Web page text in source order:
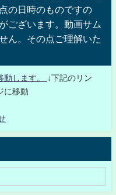
の日時のものですの
ございます。動画サム
ん。その点ご理解いた
動します。
↓下記のリン
に移動